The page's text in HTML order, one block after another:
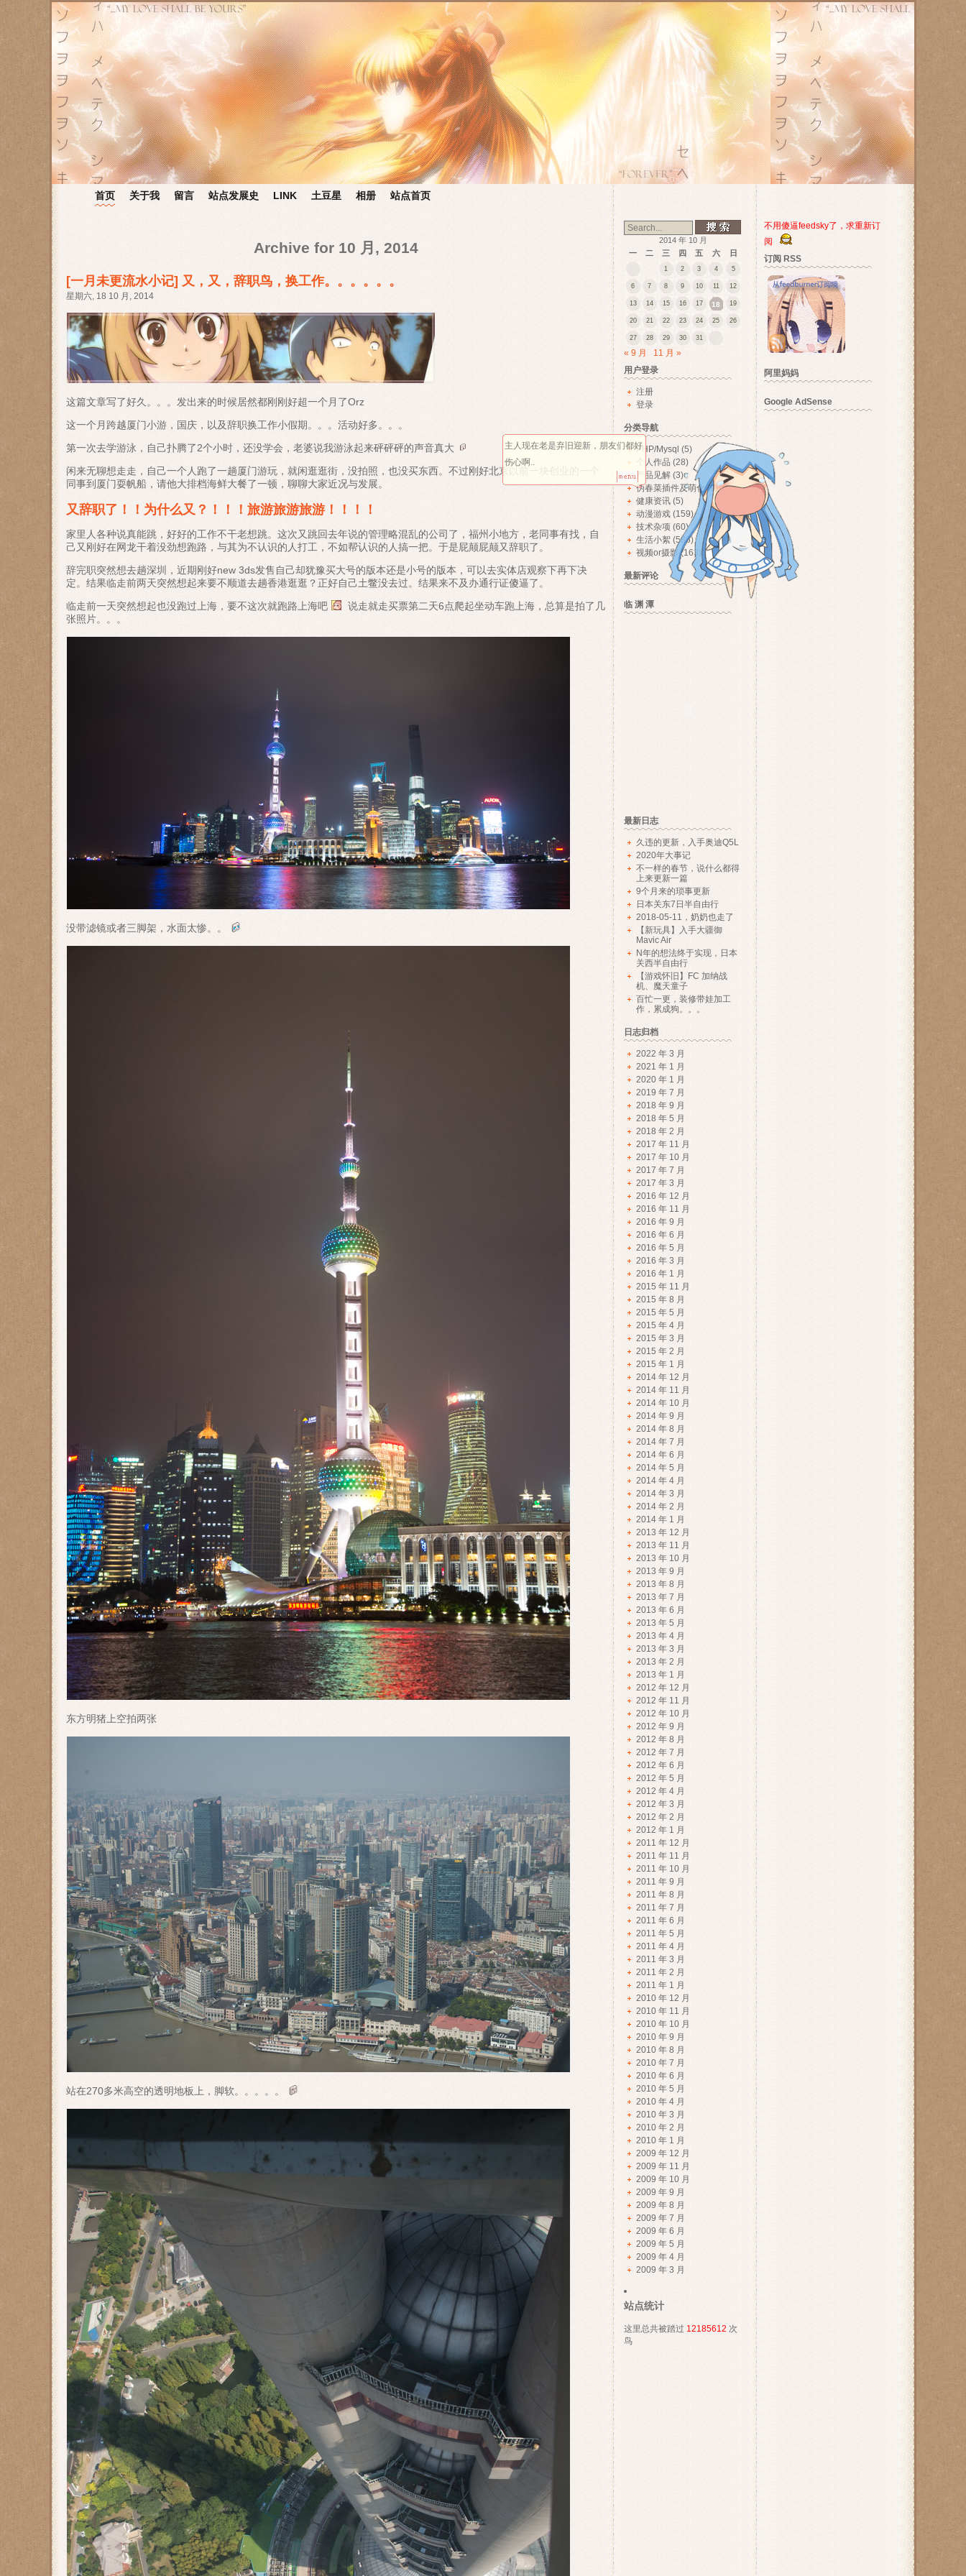
首页 关于我 留言 站点发展史 LINK 土豆星 相册 站点首页
Archive for 10 月, 2014
[一月未更流水小记] 又，又，辞职鸟，换工作。。。。。。
星期六, 18 10 月, 2014
这篇文章写了好久。。。发出来的时候居然都刚刚好超一个月了Orz
这一个月跨越厦门小游，国庆，以及辞职换工作小假期。。。活动好多。。。
第一次去学游泳，自己扑腾了2个小时，还没学会，老婆说我游泳起来砰砰砰的声音真大
闲来无聊想走走，自己一个人跑了一趟厦门游玩，就闲逛逛街，没拍照，也没买东西。不过刚好北京以前一块创业的一个
同事到厦门耍帆船，请他大排档海鲜大餐了一顿，聊聊大家近况与发展。
又辞职了！！为什么又？！！！旅游旅游旅游！！！！
家里人各种说真能跳，好好的工作不干老想跳。这次又跳回去年说的管理略混乱的公司了，福州小地方，老同事有找，自
己又刚好在网龙干着没劲想跑路，与其为不认识的人打工，不如帮认识的人搞一把。于是屁颠屁颠又辞职了。
辞完职突然想去趟深圳，近期刚好new 3ds发售自己却犹豫买大号的版本还是小号的版本，可以去实体店观察下再下决
定。结果临走前两天突然想起来要不顺道去趟香港逛逛？正好自己土鳖没去过。结果来不及办通行证傻逼了。
临走前一天突然想起也没跑过上海，要不这次就跑路上海吧
说走就走买票第二天6点爬起坐动车跑上海，总算是拍了几
张照片。。。
没带滤镜或者三脚架，水面太惨。。
东方明猪上空拍两张
站在270多米高空的透明地板上，脚软。。。。。
2014 年 10 月
一
二 三 四 五 六 日
1 2 3 4 5
6 7 8 9 10 11 12
13 14 15 16 17 18 19
20 21 22 23 24 25 26
27 28 29 30 31
« 9 月
11 月 »
用户登录
注册
登录
分类导航
PHP/Mysql (5)
个人作品 (28)
产品见解 (3)
伪春菜插件及萌化(9)
健康资讯 (5)
动漫游戏 (159)
技术杂项 (60)
生活小絮 (586)
视频or摄影 (163)
最新评论
临 渊 潭
最新日志
久违的更新，入手奥迪Q5L
2020年大事记
不一样的春节，说什么都得
上来更新一篇
9个月来的琐事更新
日本关东7日半自由行
2018-05-11，奶奶也走了
【新玩具】入手大疆御
Mavic Air
N年的想法终于实现，日本
关西半自由行
【游戏怀旧】FC 加纳战
机、魔天童子
百忙一更，装修带娃加工
作，累成狗。。。
日志归档
2022 年 3 月
2021 年 1 月
2020 年 1 月
2019 年 7 月
2018 年 9 月
2018 年 5 月
2018 年 2 月
2017 年 11 月
2017 年 10 月
2017 年 7 月
2017 年 3 月
2016 年 12 月
2016 年 11 月
2016 年 9 月
2016 年 6 月
2016 年 5 月
2016 年 3 月
2016 年 1 月
2015 年 11 月
2015 年 8 月
2015 年 5 月
2015 年 4 月
2015 年 3 月
2015 年 2 月
2015 年 1 月
2014 年 12 月
2014 年 11 月
2014 年 10 月
2014 年 9 月
2014 年 8 月
2014 年 7 月
2014 年 6 月
2014 年 5 月
2014 年 4 月
2014 年 3 月
2014 年 2 月
2014 年 1 月
2013 年 12 月
2013 年 11 月
2013 年 10 月
2013 年 9 月
2013 年 8 月
2013 年 7 月
2013 年 6 月
2013 年 5 月
2013 年 4 月
2013 年 3 月
2013 年 2 月
2013 年 1 月
2012 年 12 月
2012 年 11 月
2012 年 10 月
2012 年 9 月
2012 年 8 月
2012 年 7 月
2012 年 6 月
2012 年 5 月
2012 年 4 月
2012 年 3 月
2012 年 2 月
2012 年 1 月
2011 年 12 月
2011 年 11 月
2011 年 10 月
2011 年 9 月
2011 年 8 月
2011 年 7 月
2011 年 6 月
2011 年 5 月
2011 年 4 月
2011 年 3 月
2011 年 2 月
2011 年 1 月
2010 年 12 月
2010 年 11 月
2010 年 10 月
2010 年 9 月
2010 年 8 月
2010 年 7 月
2010 年 6 月
2010 年 5 月
2010 年 4 月
2010 年 3 月
2010 年 2 月
2010 年 1 月
2009 年 12 月
2009 年 11 月
2009 年 10 月
2009 年 9 月
2009 年 8 月
2009 年 7 月
2009 年 6 月
2009 年 5 月
2009 年 4 月
2009 年 3 月
站点统计
这里总共被踏过 12185612 次
鸟
不用傻逼feedsky了，求重新订
阅
订阅 RSS
阿里妈妈
Google AdSense
主人现在老是弃旧迎新，朋友们都好
伤心啊..